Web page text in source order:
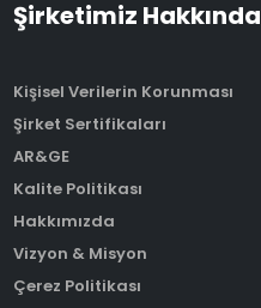
Şirketimiz Hakkında
Kişisel Verilerin Korunması
Şirket Sertifikaları
AR&GE
Kalite Politikası
Hakkımızda
Vizyon & Misyon
Çerez Politikası